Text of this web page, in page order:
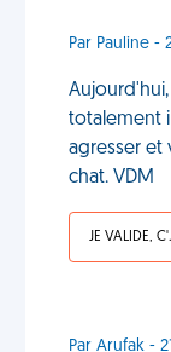
Par Pauline -
totalement
agresser et
chat. VDM
JE
Par Arufak -